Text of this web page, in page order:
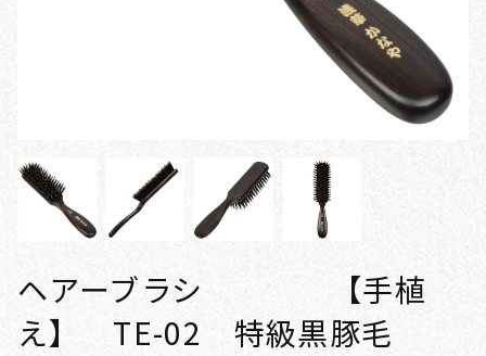
ヘアーブラシ 【手植
え】 TE-02 特級黒豚毛